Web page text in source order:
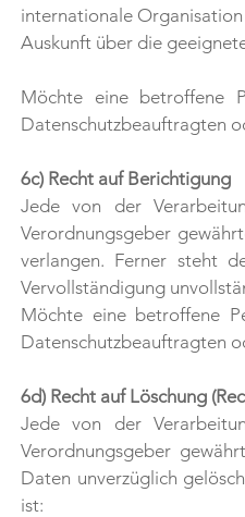
internationale
Auskunft über die
Möchte eine betroffene
Datenschutzbeauftragten
6c) Recht auf Berichtigung
Jede von der
Verordnungsgeber
verlangen. Ferner steht
Vervollständigung
Möchte eine betroffene
Datenschutzbeauftragten
6d) Recht auf Löschung
Jede von der
Verordnungsgeber
Daten unverzüglich
ist: